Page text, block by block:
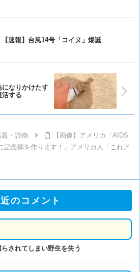
【速報】台風14号「コイヌ」爆誕
になりかけたす
活する
・読物
【画像】アメリカ「AIDS
記念碑を作ります！」アメリカ人「これア
のコメント
されてしまい野生を失う